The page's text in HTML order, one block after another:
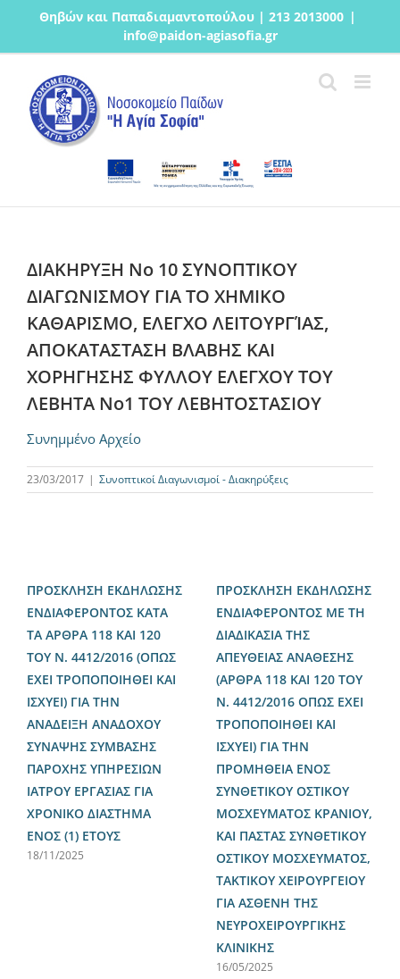
Μετάβαση
περιεχόμενο
Θηβών και Παπαδιαμαντοπούλου | 213 2013000 |
info@paidon-agiasofia.gr
ΔΙΑΚΗΡΥΞΗ Νο 10 ΣΥΝΟΠΤΙΚΟΥ
ΔΙΑΓΩΝΙΣΜΟΥ ΓΙΑ ΤΟ ΧΗΜΙΚΟ
ΚΑΘΑΡΙΣΜΟ, ΕΛΕΓΧΟ ΛΕΙΤΟΥΡΓΊΑΣ,
ΑΠΟΚΑΤΑΣΤΑΣΗ ΒΛΑΒΗΣ ΚΑΙ
ΧΟΡΗΓΗΣΗΣ ΦΥΛΛΟΥ ΕΛΕΓΧΟΥ ΤΟΥ
ΛΕΒΗΤΑ Νο1 ΤΟΥ ΛΕΒΗΤΟΣΤΑΣΙΟΥ
Συνημμένο Αρχείο
23/03/2017 | Συνοπτικοί Διαγωνισμοί - Διακηρύξεις
ΠΡΟΣΚΛΗΣΗ ΕΚΔΗΛΩΣΗΣ
ΕΝΔΙΑΦΕΡΟΝΤΟΣ ΚΑΤΑ
ΤΑ ΑΡΘΡΑ 118 ΚΑΙ 120
ΤΟΥ Ν. 4412/2016 (ΟΠΩΣ
ΕΧΕΙ ΤΡΟΠΟΠΟΙΗΘΕΙ ΚΑΙ
ΙΣΧΥΕΙ) ΓΙΑ ΤΗΝ
ΑΝΑΔΕΙΞΗ ΑΝΑΔΟΧΟΥ
ΣΥΝΑΨΗΣ ΣΥΜΒΑΣΗΣ
ΠΑΡΟΧΗΣ ΥΠΗΡΕΣΙΩΝ
ΙΑΤΡΟΥ ΕΡΓΑΣΙΑΣ ΓΙΑ
ΧΡΟΝΙΚΟ ΔΙΑΣΤΗΜΑ
ΕΝΟΣ (1) ΕΤΟΥΣ
18/11/2025
ΠΡΟΣΚΛΗΣΗ ΕΚΔΗΛΩΣΗΣ
ΕΝΔΙΑΦΕΡΟΝΤΟΣ ΜΕ ΤΗ
ΔΙΑΔΙΚΑΣΙΑ ΤΗΣ
ΑΠΕΥΘΕΙΑΣ ΑΝΑΘΕΣΗΣ
(ΑΡΘΡΑ 118 ΚΑΙ 120 ΤΟΥ
Ν. 4412/2016 ΟΠΩΣ ΕΧΕΙ
ΤΡΟΠΟΠΟΙΗΘΕΙ ΚΑΙ
ΙΣΧΥΕΙ) ΓΙΑ ΤΗΝ
ΠΡΟΜΗΘΕΙΑ ΕΝΟΣ
ΣΥΝΘΕΤΙΚΟΥ ΟΣΤΙΚΟΥ
ΜΟΣΧΕΥΜΑΤΟΣ ΚΡΑΝΙΟΥ,
ΚΑΙ ΠΑΣΤΑΣ ΣΥΝΘΕΤΙΚΟΥ
ΟΣΤΙΚΟΥ ΜΟΣΧΕΥΜΑΤΟΣ,
ΤΑΚΤΙΚΟΥ ΧΕΙΡΟΥΡΓΕΙΟΥ
ΓΙΑ ΑΣΘΕΝΗ ΤΗΣ
ΝΕΥΡΟΧΕΙΡΟΥΡΓΙΚΗΣ
ΚΛΙΝΙΚΗΣ
16/05/2025